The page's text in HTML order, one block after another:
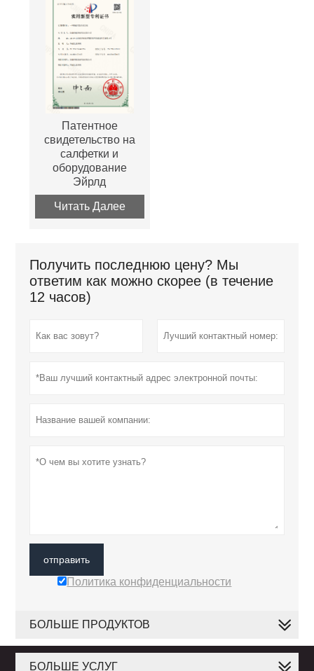
Патентное
свидетельство на
салфетки и
оборудование
Эйрлд
Читать Далее
Получить последнюю цену? Мы
ответим как можно скорее (в течение
12 часов)
отправить
Политика конфиденциальности
БОЛЬШЕ ПРОДУКТОВ
БОЛЬШЕ УСЛУГ